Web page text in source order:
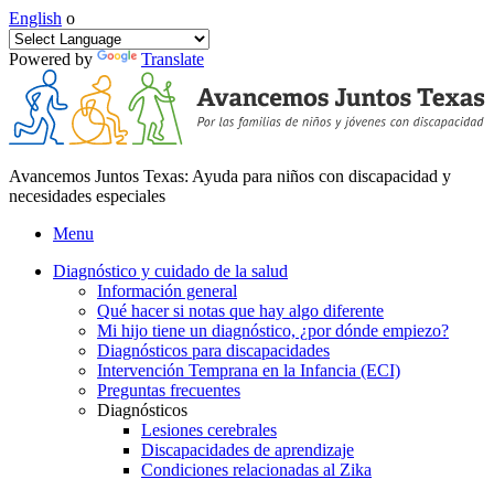
English o
Powered by Translate
Avancemos Juntos Texas: Ayuda para niños con discapacidad y
necesidades especiales
Menu
Diagnóstico y cuidado de la salud
Información general
Qué hacer si notas que hay algo diferente
Mi hijo tiene un diagnóstico, ¿por dónde empiezo?
Diagnósticos para discapacidades
Intervención Temprana en la Infancia (ECI)
Preguntas frecuentes
Diagnósticos
Lesiones cerebrales
Discapacidades de aprendizaje
Condiciones relacionadas al Zika